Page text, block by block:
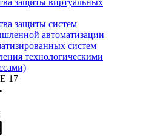
защиты систем
автоматизации
систем
технологическими
17